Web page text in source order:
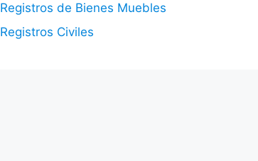
Registros de Bienes Muebles
Registros Civiles